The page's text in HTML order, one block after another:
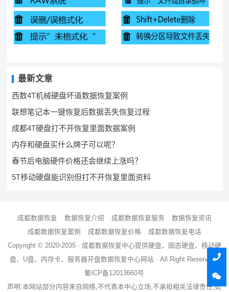
最新文章
西数4T机械硬盘坏道数据恢复案例
联想笔记本一键恢复后数据丢失恢复过程
成都4T硬盘打不开恢复里面数据案例
内存和硬盘买什么牌子可以呢？
春节后电脑硬件价格还会继续上涨吗？
5T移动硬盘能识别但打不开恢复里面资料
成都数据恢复 数据恢复介绍 成都数据恢复服务
数据恢复资讯
成都数据恢复案例
成都数据恢复价格
成都数据恢复电话
Copyright © 2020-2035 · 成都数据恢复中心提供硬盘、固态硬盘、移动硬
盘、U盘、内存卡、服务器开盘数据恢复中心网站 · All Right Reserved ·
蜀ICP备12013660号
声明:本网站部分内容来自网络,不代表本中心立场,不承担相关法律责任,如